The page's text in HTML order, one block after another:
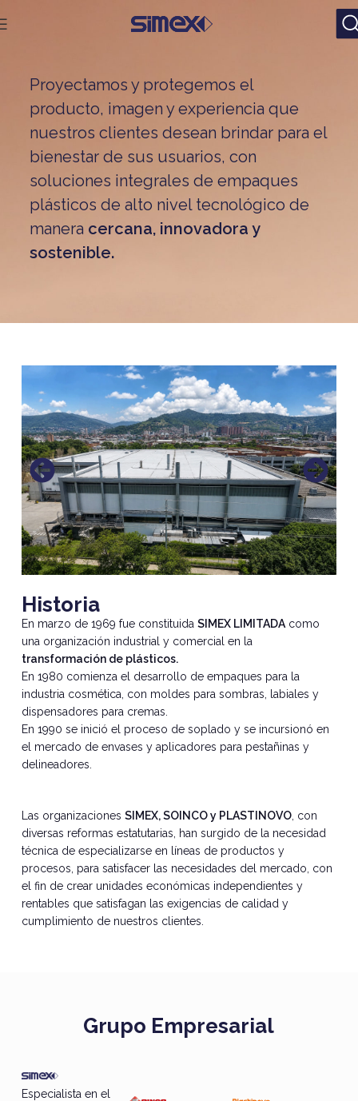
Proyectamos y protegemos el
producto, imagen y experiencia que
nuestros clientes desean brindar para el
bienestar de sus usuarios, con
soluciones integrales de empaques
plásticos de alto nivel tecnológico de
manera cercana, innovadora y
sostenible.
Historia
En marzo de 1969 fue constituida SIMEX LIMITADAcomo
una organización industrial y comercial en la
transformación de plásticos.
En 1980 comienza el desarrollo de empaques para la
industria cosmética, con moldes para sombras, labiales y
dispensadores para cremas.
En 1990 se inició el proceso de soplado y se incursionó en
el mercado de envases y aplicadores para pestañinas y
delineadores.
Las organizaciones SIMEX, SOINCO y PLASTINOVO, con
diversas reformas estatutarias, han surgido de la necesidad
técnica de especializarse en líneas de productos y
procesos, para satisfacer las necesidades del mercado, con
el fin de crear unidades económicas independientes y
rentables que satisfagan las exigencias de calidad y
cumplimiento de nuestros clientes.
Grupo Empresarial
Especialista en el